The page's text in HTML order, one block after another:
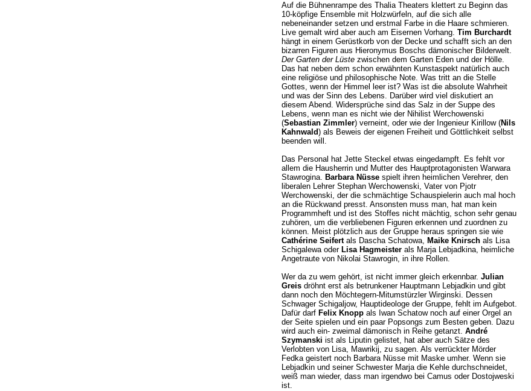
Auf die Bühnenrampe des Thalia Theaters klettert zu Beginn das
10-köpfige Ensemble mit Holzwürfeln, auf die sich alle
nebeneinander setzen und erstmal Farbe in die Haare schmieren.
Live gemalt wird aber auch am Eisernen Vorhang. Tim Burchardt
hängt in einem Gerüstkorb von der Decke und schafft sich an den
bizarren Figuren aus Hieronymus Boschs dämonischer Bilderwelt.
Der Garten der Lüstezwischen dem Garten Eden und der Hölle.
Das hat neben dem schon erwähnten Kunstaspekt natürlich auch
eine religiöse und philosophische Note. Was tritt an die Stelle
Gottes, wenn der Himmel leer ist? Was ist die absolute Wahrheit
und was der Sinn des Lebens. Darüber wird viel diskutiert an
diesem Abend. Widersprüche sind das Salz in der Suppe des
Lebens, wenn man es nicht wie der Nihilist Werchowenski
(Sebastian Zimmler) verneint, oder wie der Ingenieur Kirillow (Nils
Kahnwald) als Beweis der eigenen Freiheit und Göttlichkeit selbst
beenden will.
Das Personal hat Jette Steckel etwas eingedampft. Es fehlt vor
allem die Hausherrin und Mutter des Hauptprotagonisten Warwara
Stawrogina. Barbara Nüssespielt ihren heimlichen Verehrer, den
liberalen Lehrer Stephan Werchowenski, Vater von Pjotr
Werchowenski, der die schmächtige Schauspielerin auch mal hoch
an die Rückwand presst. Ansonsten muss man, hat man kein
Programmheft und ist des Stoffes nicht mächtig, schon sehr genau
zuhören, um die verbliebenen Figuren erkennen und zuordnen zu
können. Meist plötzlich aus der Gruppe heraus springen sie wie
Cathérine Seifertals Dascha Schatowa, Maike Knirschals Lisa
Schigalewa oder Lisa Hagmeisterals Marja Lebjadkina, heimliche
Angetraute von Nikolai Stawrogin, in ihre Rollen.
Wer da zu wem gehört, ist nicht immer gleich erkennbar. Julian
Greisdröhnt erst als betrunkener Hauptmann Lebjadkin und gibt
dann noch den Möchtegern-Mitumstürzler Wirginski. Dessen
Schwager Schigaljow, Hauptideologe der Gruppe, fehlt im Aufgebot.
Dafür darf Felix Knoppals Iwan Schatow noch auf einer Orgel an
der Seite spielen und ein paar Popsongs zum Besten geben. Dazu
wird auch ein- zweimal dämonisch in Reihe getanzt. André
Szymanski ist als Liputin gelistet, hat aber auch Sätze des
Verlobten von Lisa, Mawrikij, zu sagen. Als verrückter Mörder
Fedka geistert noch Barbara Nüsse mit Maske umher. Wenn sie
Lebjadkin und seiner Schwester Marja die Kehle durchschneidet,
weiß man wieder, dass man irgendwo bei Camus oder Dostojweski
ist.